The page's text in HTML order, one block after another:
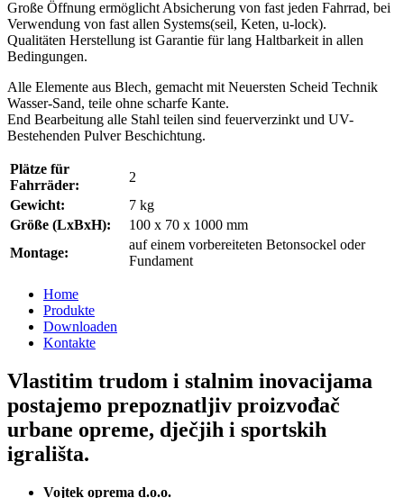
Große Öffnung ermöglicht Absicherung von fast jeden Fahrrad, bei
Verwendung von fast allen Systems(seil, Keten, u-lock).
Qualitäten Herstellung ist Garantie für lang Haltbarkeit in allen
Bedingungen.
Alle Elemente aus Blech, gemacht mit Neuersten Scheid Technik
Wasser-Sand, teile ohne scharfe Kante.
End Bearbeitung alle Stahl teilen sind feuerverzinkt und UV-
Bestehenden Pulver Beschichtung.
Plätze für
Fahrräder:
2
Gewicht:
7 kg
Größe (LxBxH):
100 x 70 x 1000 mm
Montage:
auf einem vorbereiteten Betonsockel oder
Fundament
Home
Produkte
Downloaden
Kontakte
Vlastitim trudom i stalnim inovacijama
postajemo prepoznatljiv proizvođač
urbane opreme, dječjih i sportskih
igrališta.
Vojtek oprema d.o.o.